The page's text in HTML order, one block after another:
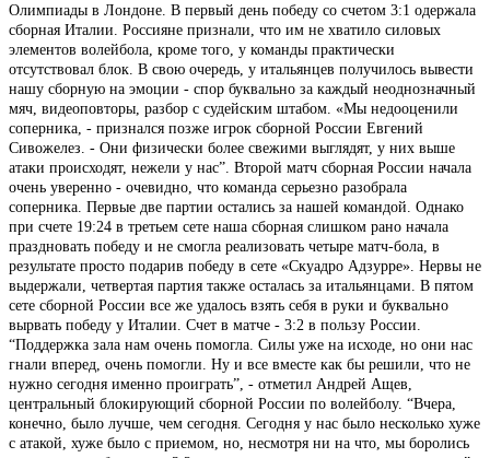
Олимпиады в Лондоне. В первый день победу со счетом 3:1 одержала
сборная Италии. Россияне признали, что им не хватило силовых
элементов волейбола, кроме того, у команды практически
отсутствовал блок. В свою очередь, у итальянцев получилось вывести
нашу сборную на эмоции - спор буквально за каждый неоднозначный
мяч, видеоповторы, разбор с судейским штабом. «Мы недооценили
соперника, - признался позже игрок сборной России Евгений
Сивожелез. - Они физически более свежими выглядят, у них выше
атаки происходят, нежели у нас”. Второй матч сборная России начала
очень уверенно - очевидно, что команда серьезно разобрала
соперника. Первые две партии остались за нашей командой. Однако
при счете 19:24 в третьем сете наша сборная слишком рано начала
праздновать победу и не смогла реализовать четыре матч-бола, в
результате просто подарив победу в сете «Скуадро Адзурре». Нервы не
выдержали, четвертая партия также осталась за итальянцами. В пятом
сете сборной России все же удалось взять себя в руки и буквально
вырвать победу у Италии. Счет в матче - 3:2 в пользу России.
“Поддержка зала нам очень помогла. Силы уже на исходе, но они нас
гнали вперед, очень помогли. Ну и все вместе как бы решили, что не
нужно сегодня именно проиграть”, - отметил Андрей Ащев,
центральный блокирующий сборной России по волейболу. “Вчера,
конечно, было лучше, чем сегодня. Сегодня у нас было несколько хуже
с атакой, хуже было с приемом, но, несмотря ни на что, мы боролись